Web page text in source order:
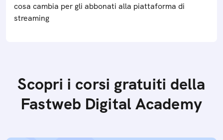
cosa cambia per gli abbonati alla piattaforma di
streaming
Scopri i corsi gratuiti della
Fastweb Digital Academy